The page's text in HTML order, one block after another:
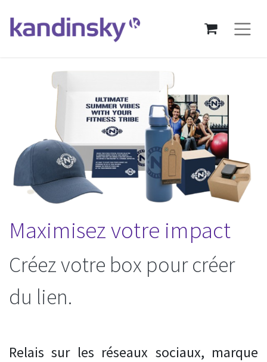
Maximisez votre impact
Créez votre box pour créer
du lien.
Relais sur les réseaux sociaux, marque